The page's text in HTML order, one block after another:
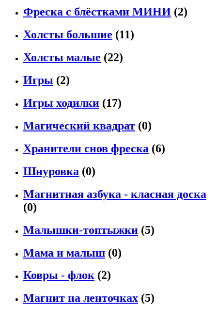
Фреска с блёстками МИНИ (2)
Холсты большие (11)
Холсты малые (22)
Игры (2)
Игры ходилки (17)
Магический квадрат (0)
Хранители снов фреска (6)
Шнуровка (0)
Магнитная азбука - класная доска
(0)
Малышки-топтыжки (5)
Мама и малыш (0)
Ковры - флок (2)
Магнит на ленточках (5)